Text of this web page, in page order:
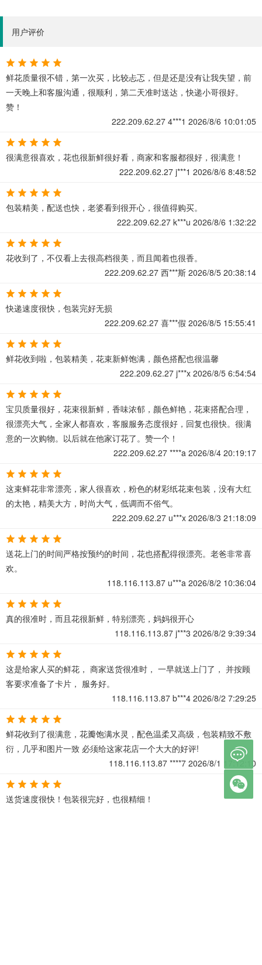
用户评价
鲜花质量很不错，第一次买，比较忐忑，但是还是没有让我失望，前
一天晚上和客服沟通，很顺利，第二天准时送达，快递小哥很好。
赞！
222.209.62.27 4***1 2026/8/6 10:01:05
很满意很喜欢，花也很新鲜很好看，商家和客服都很好，很满意！
222.209.62.27 j***1 2026/8/6 8:48:52
包装精美，配送也快，老婆看到很开心，很值得购买。
222.209.62.27 k***u 2026/8/6 1:32:22
花收到了，不仅看上去很高档很美，而且闻着也很香。
222.209.62.27 西***斯 2026/8/5 20:38:14
快递速度很快，包装完好无损
222.209.62.27 喜***假 2026/8/5 15:55:41
鲜花收到啦，包装精美，花束新鲜饱满，颜色搭配也很温馨
222.209.62.27 j***x 2026/8/5 6:54:54
宝贝质量很好，花束很新鲜，香味浓郁，颜色鲜艳，花束搭配合理，
很漂亮大气，全家人都喜欢，客服服务态度很好，回复也很快。很满
意的一次购物。以后就在他家订花了。赞一个！
222.209.62.27 ****a 2026/8/4 20:19:17
这束鲜花非常漂亮，家人很喜欢，粉色的材彩纸花束包装，没有大红
的太艳，精美大方，时尚大气，低调而不俗气。
222.209.62.27 u***x 2026/8/3 21:18:09
送花上门的时间严格按预约的时间，花也搭配得很漂亮。老爸非常喜
欢。
118.116.113.87 u***a 2026/8/2 10:36:04
真的很准时，而且花很新鲜，特别漂亮，妈妈很开心
118.116.113.87 j***3 2026/8/2 9:39:34
这是给家人买的鲜花， 商家送货很准时， 一早就送上门了， 并按顾
客要求准备了卡片， 服务好。
118.116.113.87 b***4 2026/8/2 7:29:25
鲜花收到了很满意，花瓣饱满水灵，配色温柔又高级，包装精致不敷
衍，几乎和图片一致 必须给这家花店一个大大的好评!
118.116.113.87 ****7 2026/8/1 17:12:10
送货速度很快！包装很完好，也很精细！

